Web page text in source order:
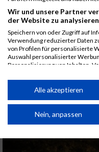
ALBUM ERSTE BANK
Wir und unsere Partner
der Website zu
Speichern von oder Zugriff auf
Verwendung reduzierter Daten
von Profilen für personalisierte
Auswahl personalisierter
Personalisierung von Inhalten.
Performance von Inhalten.
Kombinationen von Daten aus
von Inhalten.
Daten können außerhalb der
Alle akzeptieren
Nein, anpassen